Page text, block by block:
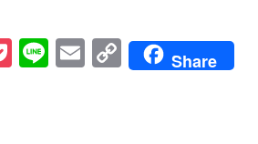
Pocket
LineEmailCopyShare